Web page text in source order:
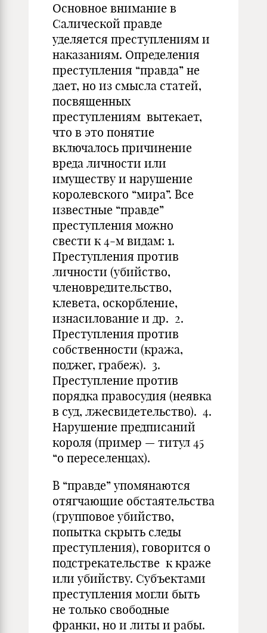
Основное внимание в
Салической правде
уделяется преступлениям и
наказаниям. Определения
преступления “правда” не
дает, но из смысла статей,
посвященных
преступлениям вытекает,
что в это понятие
включалось причинение
вреда личности или
имуществу и нарушение
королевского “мира”. Все
известные “правде”
преступления можно
свести к 4-м видам: 1.
Преступления против
личности (убийство,
членовредительство,
клевета, оскорбление,
изнасилование и др. 2.
Преступления против
собственности (кража,
поджег, грабеж). 3.
Преступление против
порядка правосудия (неявка
в суд, лжесвидетельство). 4.
Нарушение предписаний
короля (пример — титул 45
“о переселенцах).
В “правде” упомянаются
отягчающие обстаятельства
(групповое убийство,
попытка скрыть следы
преступления), говорится о
подстрекательстве к краже
или убийству. Субъектами
преступления могли быть
не только свободные
франки, но и литы и рабы.